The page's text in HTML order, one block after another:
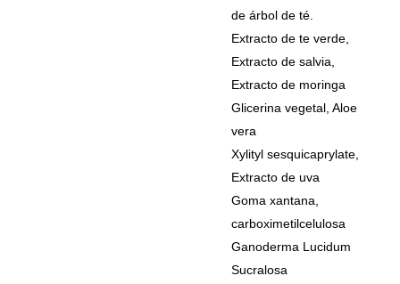
de árbol de té.
Extracto de te verde,
Extracto de salvia,
Extracto de moringa
Glicerina vegetal, Aloe
vera
Xylityl sesquicaprylate,
Extracto de uva
Goma xantana,
carboximetilcelulosa
Ganoderma Lucidum
Sucralosa